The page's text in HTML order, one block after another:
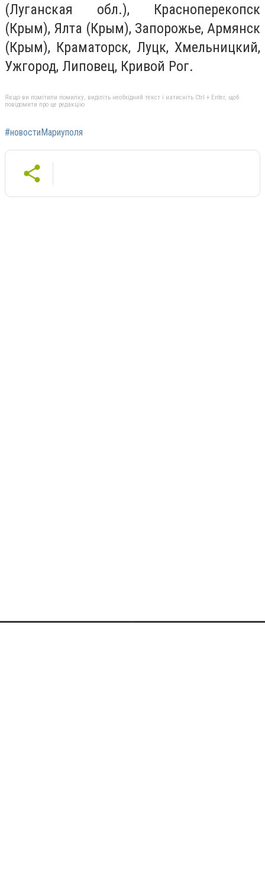
(Луганская обл.), Красноперекопск
(Крым), Ялта (Крым), Запорожье, Армянск
(Крым), Краматорск, Луцк, Хмельницкий,
Ужгород, Липовец, Кривой Рог.
Якщо ви помітили помилку, виділіть необхідний текст і натисніть Ctrl + Enter, щоб
повідомити про це редакцію
#новостиМариуполя